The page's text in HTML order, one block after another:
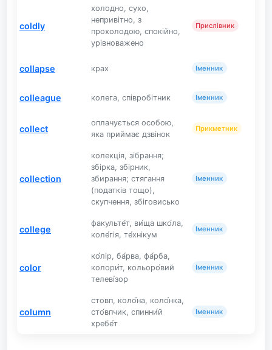
coldly
холодно, сухо,
непривітно, з
прохолодою, спокійно,
урівноважено
Прислівник
collapse крах Іменник
colleague колега, співробітник Іменник
collect
оплачується особою,
яка приймає дзвінок
Прикметник
collection
колекція, зібрання;
збірка, збірник,
збирання; стягання
(податків тощо),
скупчення, збіговисько
Іменник
college
факульте́т, ви́ща шко́ла,
коле́гія, те́хнікум
Іменник
color
ко́лір, ба́рва, фа́рба,
колори́т, кольоро́вий
телеві́зор
Іменник
column
стовп, коло́на, коло́нка,
сто́впчик, спинни́й
хребе́т
Іменник